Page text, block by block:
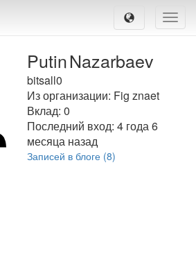
Toggle
PutinNazarbaev
bitsall0
Из организации: Fig znaet
Вклад:0
Последний вход:4 года 6
месяца назад
Записей в блоге (8)